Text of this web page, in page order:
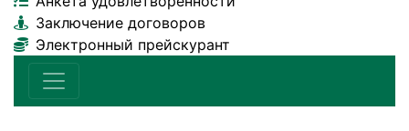
Заключение договоров
Электронный прейскурант